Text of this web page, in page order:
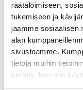
räätälöimiseen,
tukemiseen ja
jaamme sosiaalisen
alan
sivustoamme.
tietoja muihin
kerätty, kun olet
muuttaa